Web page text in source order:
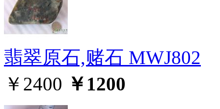
翡翠原石,赌石 MWJ802
￥2400 ￥1200